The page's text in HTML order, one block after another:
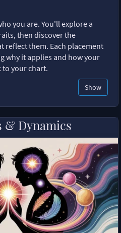
you are. You'll explore a
then discover the
reflect them. Each placement
why it applies and how your
to your chart.
Show
& Dynamics